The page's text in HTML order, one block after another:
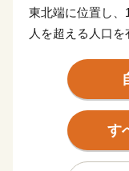
東北端に位置し、
人を超える人口
を迎えます。
遠く古代より交
発展してきた川す